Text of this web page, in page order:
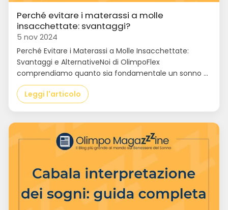
Perché evitare i materassi a molle
insacchettate: svantaggi?
5 nov 2024
Perché Evitare i Materassi a Molle Insacchettate:
Svantaggi e AlternativeNoi di OlimpoFlex
comprendiamo quanto sia fondamentale un sonno ...
Leggi l'articolo